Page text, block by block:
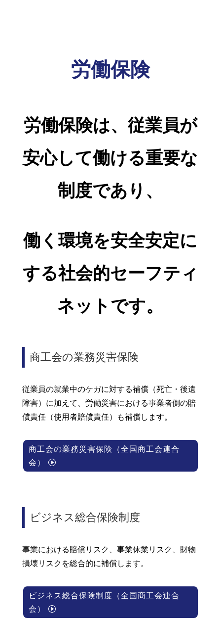
労働保険
労働保険は、従業員が
安心して働ける重要な
制度であり、
働く環境を安全安定に
する社会的セーフティ
ネットです。
商工会の業務災害保険
従業員の就業中のケガに対する補償（死亡・後遺
障害）に加えて、労働災害における事業者側の賠
償責任（使用者賠償責任）も補償します。
商工会の業務災害保険（全国商工会連合
会）
ビジネス総合保険制度
事業における賠償リスク、事業休業リスク、財物
損壊リスクを総合的に補償します。
ビジネス総合保険制度（全国商工会連合
会）